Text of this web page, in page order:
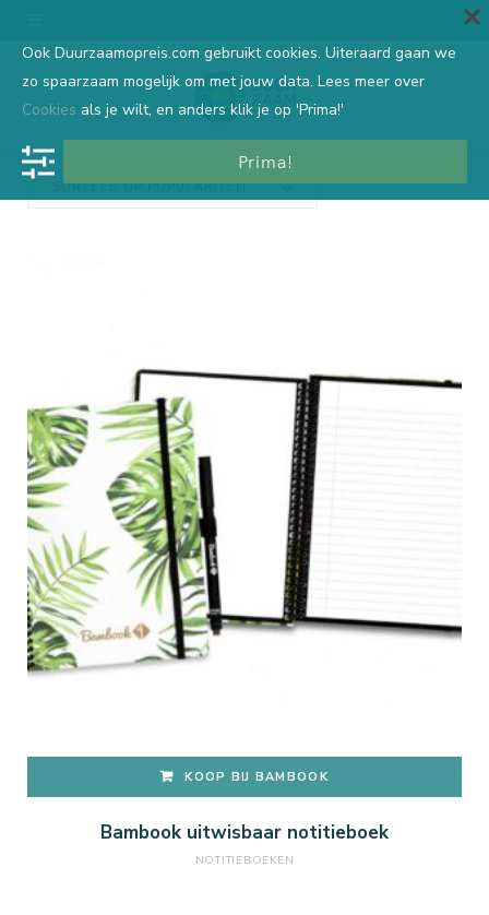
SORTEER OP POPULARITEIT
KOOP BIJ BAMBOOK
Bambook uitwisbaar notitieboek
NOTITIEBOEKEN
Ook Duurzaamopreis.com gebruikt cookies. Uiteraard gaan we
zo spaarzaam mogelijk om met jouw data. Lees meer over
Cookies als je wilt, en anders klik je op 'Prima!'
Prima!